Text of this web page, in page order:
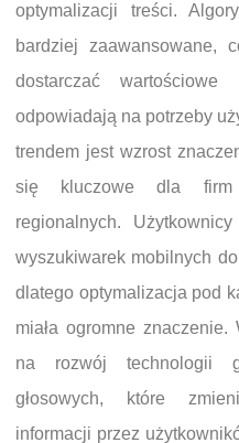
optymalizacji treści.
bardziej zaawansowane,
dostarczać
odpowiadają na potrzeby
trendem jest wzrost
się kluczowe dla firm
regionalnych.
wyszukiwarek mobilnych
dlatego optymalizacja pod
miała ogromne
na rozwój technologii
głosowych, które
informacji przez